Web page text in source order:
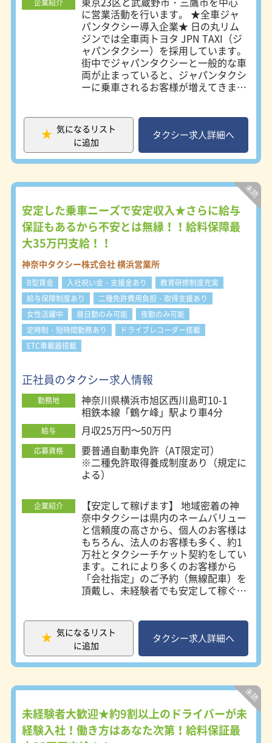
※学歴不問
――歓迎するスキルと経験――
◆人と話をすことが好きな方
◆車の運転が好きな方
◆接遇マナーや運転技術を積極的に学
べる方
◆日常英会話ができれば尚可(海外か
◆中国語、韓国語の堪能な方も大歓迎
企業紹介
に営業活動を行います。 ★全車ジャ
パンタクシー導入企業★ 日の丸リム
ジンでは全車両トヨタ JPN TAXI（ジ
ャパンタクシー）を採用しています。
街中でジャパンタクシーと一般的な車
両が止まっていると、ジャパンタクシ
ーに乗車されるお客様が増えてきまし
乗務できます。 ★営業ラクラク★ 配
車アプリ（Uber taxi / Uber Premium
/ Go / DiDi）を搭載して、あなたの営
収をサポートいたします。 タクシー
は、日の丸リムジンだけ！多数のお客
安がある方も全車両にカーナビ完備で
安心。 ★キャリアパス★ ハイヤーア
テンダントへの転属や運行管理や事業
所職員へのキャリアパスもございま
す。 ★昼日勤・隔日勤務など、勤務
時間とお休みは自由に選べます。 ～
アットホームな環境でタクシーアテン
ダント業務を始めてみませんか？～
・弊社グループ教育機関で、しっかり
研修を行います！接客のコツも研修で
習得できます。 ・アプリで予約され
たお客様をお乗せいたします。アプリ
で決済も可能です。 ・クレジットカ
し！ ・全車カーナビ完備です。もち
ろんETCやドライブレコーダーもつい
てます！ ・マイカー通勤も可能で
す。実際に車通勤の方もいますよ！
・入社後の経験により予約専門の業務
もあり！ ・入社後のご経験によりハ
イヤー車両を使用したUberBlack業務
もあります！ ・運行管理者も同時募
集中！ ・全車ジャパンタクシー ・タ
防犯システムや決済機、配車アプリ等
充実したシステム搭載です。 ★選べ
る乗務スタイル 好きな時間帯営業、
流し営業、予約専門営業、パートタイ
マー勤務等よりお選びいただけます。
★他社にない高級車両乗務制度 スキ
ルアップによる高級車両（クラウンハ
イブリッド、アルファード、オデッセ
イ、ハイエース等）への乗務ができ、
もできます。 ★予約乗務制度 スキル
アップによる空港送迎等の予約乗務が
できます。また、一般LIMOCREWと
の差別化によるネームプレート、予約
登録乗務員証の装着となります。 ★
空港送迎回数は、東京タクシー業界で
月間１位、２位を争うほどの予約回数
です。 ★スマイルコール 英語、韓国
語、中国語の通訳システム。東京業界
気になるリスト
に追加
タクシー求人詳細へ
安定した乗車ニーズで安定収入★さらに給与
保証もあるから不安とは無縁！！給料保障最
大35万円支給！！
神奈中タクシー株式会社 横浜営業所
B型賃金 入社祝い金・支援金あり
教育研修制度充実
給与保障制度あり
二種免許費用負担・取得支援あり
女性活躍中
昼日勤のみ可能
夜勤のみ可能
定時制・短時間勤務あり
ドライブレコーダー搭載
ETC車載器搭載
正社員のタクシー求人情報
勤務地
神奈川県横浜市旭区西川島町10-1
相鉄本線「鶴ケ峰」駅より車4分
給与 月収25万円～50万円
応募資格
要普通自動車免許（AT限定可）
※二種免許取得養成制度あり（規定に
よる）
企業紹介
【安定して稼げます】 地域密着の神
奈中タクシーは県内のネームバリュー
と信頼度の高さから、個人のお客様は
もちろん、法人のお客様も多く、約1
万社とタクシーチケット契約をしてい
ます。これにより多くのお客様から
「会社指定」のご予約（無線配車）を
頂戴し、未経験者でも安定して稼ぐこ
あり、1乗務平均15回の乗車回数によ
り新人やベテランを問わず安定した収
入を実現できます。優先乗り場や専用
待機場も設置しているので、同業他社
あります。 【研修が充実★】 入社時
には、当社独自のオリジナル研修制度
によって未経験者でもすぐに活躍でき
るようサポートします！ 先輩の中に
は入社1年目で年収550万円を稼いだ
気になるリスト
に追加
タクシー求人詳細へ
未経験者大歓迎★約9割以上のドライバーが未
経験入社！働き方はあなた次第！給料保証最